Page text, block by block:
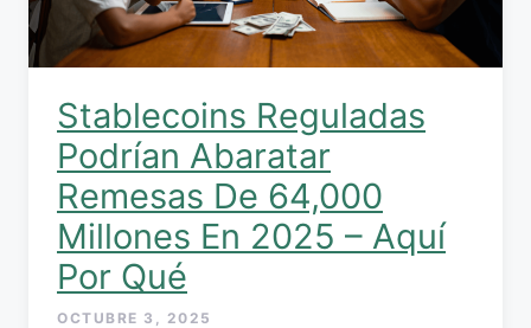
Stablecoins Reguladas
Podrían Abaratar
Remesas De 64,000
Millones En 2025 – Aquí
Por Qué
OCTUBRE 3, 2025